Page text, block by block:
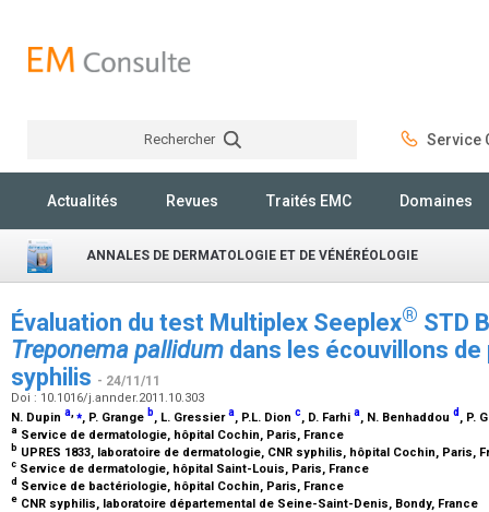
Rechercher Service
Actualités Revues Traités EMC Domaines
ANNALES DE DERMATOLOGIE ET DE VÉNÉRÉOLOGIE
Évaluation du test Multiplex Seeplex® STD
Treponema pallidum dans les écouvillons
syphilis - 24/11/11
Doi : 10.1016/j.annder.2011.10.303
N. Dupin a,⁎, P. Grange b, L. Gressiera, P.L. Dion c, D. Farhi a, N. Benhaddou d , P.
a Service de dermatologie, hôpital Cochin, Paris, France
b UPRES 1833, laboratoire de dermatologie, CNR syphilis, hôpital Cochin, Paris,
c Service de dermatologie, hôpital Saint-Louis, Paris, France
d Service de bactériologie, hôpital Cochin, Paris, France
e CNR syphilis, laboratoire départemental de Seine-Saint-Denis, Bondy, France